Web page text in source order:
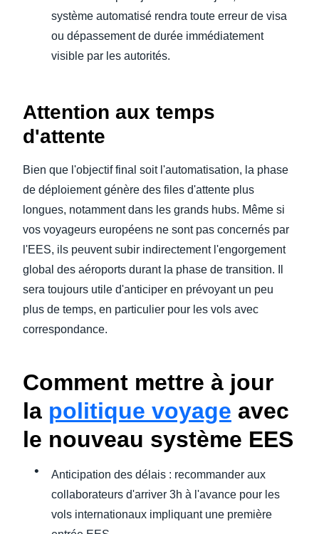
système automatisé rendra toute erreur de visa
ou dépassement de durée immédiatement
visible par les autorités.
Attention aux temps
d'attente
Bien que l'objectif final soit l'automatisation, la phase
de déploiement génère des files d'attente plus
longues, notamment dans les grands hubs. Même si
vos voyageurs européens ne sont pas concernés par
l'EES, ils peuvent subir indirectement l'engorgement
global des aéroports durant la phase de transition. Il
sera toujours utile d'anticiper en prévoyant un peu
plus de temps, en particulier pour les vols avec
correspondance.
Comment mettre à jour
la politique voyage avec
le nouveau système EES
Anticipation des délais : recommander aux
collaborateurs d'arriver 3h à l'avance pour les
vols internationaux impliquant une première